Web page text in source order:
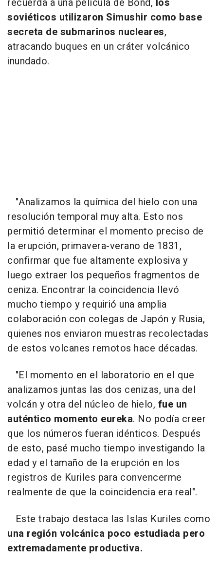
soviéticos utilizaron Simushir como base
secreta de submarinos nucleares,
atracando buques en un cráter volcánico
inundado.
"Analizamos la química del hielo con una
resolución temporal muy alta. Esto nos
permitió determinar el momento preciso de
la erupción, primavera-verano de 1831,
confirmar que fue altamente explosiva y
luego extraer los pequeños fragmentos de
ceniza. Encontrar la coincidencia llevó
mucho tiempo y requirió una amplia
colaboración con colegas de Japón y Rusia,
quienes nos enviaron muestras recolectadas
de estos volcanes remotos hace décadas.
"El momento en el laboratorio en el que
analizamos juntas las dos cenizas, una del
volcán y otra del núcleo de hielo, fue un
auténtico momento eureka. No podía creer
que los números fueran idénticos. Después
de esto, pasé mucho tiempo investigando la
edad y el tamaño de la erupción en los
registros de Kuriles para convencerme
realmente de que la coincidencia era real".
Este trabajo destaca las Islas Kuriles como
una región volcánica poco estudiada pero
extremadamente productiva.